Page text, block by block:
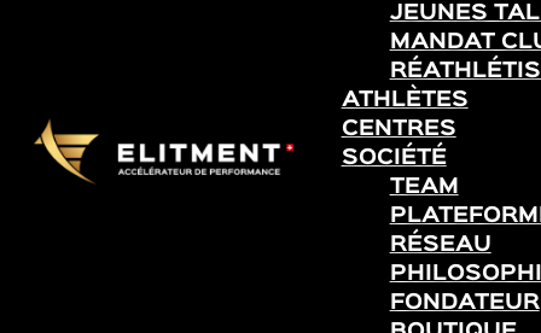
JEUNES
MANDAT
ATHLÈTES
CENTRES
SOCIÉTÉ
TEAM
RÉSEAU
FONDATEUR